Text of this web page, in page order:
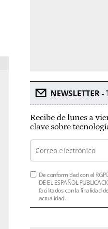
NEWSLETTER
Recibe de lunes a
clave sobre
De conformidad con el
DE EL ESPAÑOL
facilitados con la finalidad
actualidad.